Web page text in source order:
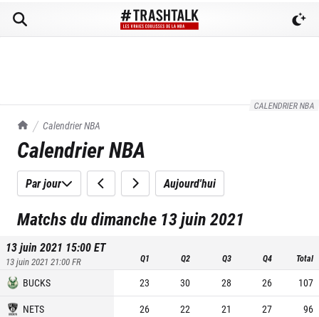
CALENDRIER NBA
TrashTalk Actu NBA
Calendrier NBA
Calendrier NBA
Par jour Aujourd'hui
Matchs du dimanche 13 juin 2021
13 juin 2021 15:00ET
13 juin 2021 21:00FR Q1 Q2 Q3 Q4 Total
BUCKS 23 30 28 26
107
NETS
26 22 21 27 96